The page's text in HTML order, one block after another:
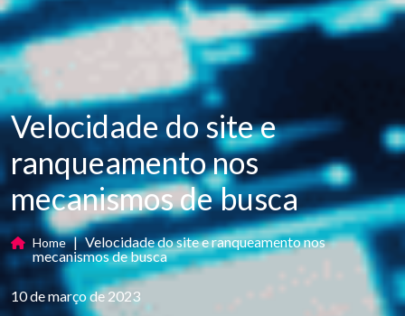
Velocidade do site e
ranqueamento nos
mecanismos de busca
Home | Velocidade do site e ranqueamento nos
mecanismos de busca
10 de março de 2023